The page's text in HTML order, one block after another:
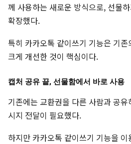
께 사용하는 새로운 방식으로, 선물
확장했다.
특히 카카오톡 같이쓰기 기능은 기
크게 개선한 것이 핵심이다.
캡처 공유 끝, 선물함에서 바로 사용
기존에는 교환권을 다른 사람과 공
시지 전달이 필요했다.
하지만 카카오톡 같이쓰기 기능을